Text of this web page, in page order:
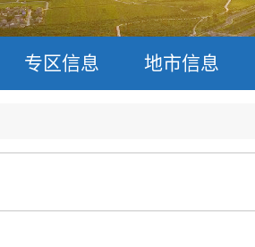
专区信息 地市信息